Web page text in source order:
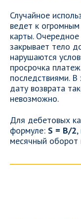
Случайное
ведет к
карты.
закрывает тело
нарушаются
просрочка
последствиями.
дату возврата
невозможно.
Для дебетовых
формуле: S = В/2
месячный оборот